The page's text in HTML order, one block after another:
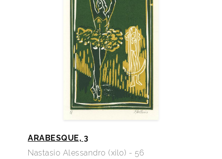
ARABESQUE, 3
Nastasio Alessandro (xilo) - 56